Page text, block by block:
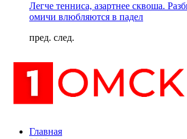
Легче тенниса, азартнее сквоша.
омичи влюбляются в падел
пред. след.
Главная